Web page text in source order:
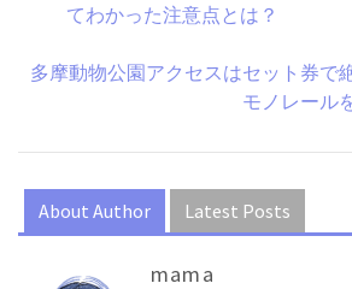
てわかった注意点とは？
多摩動物公園アクセスはセット券で
モノレール
About Author Latest Posts
mama